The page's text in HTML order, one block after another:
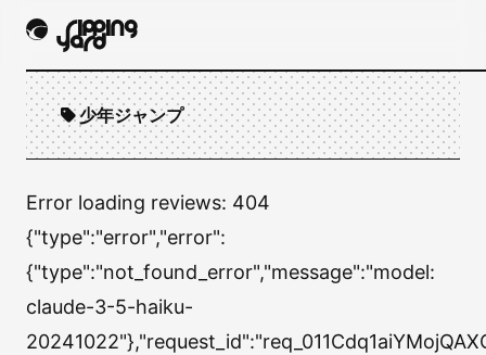
少年ジャンプ
Error loading reviews: 404
{"type":"error","error":
{"type":"not_found_error","message":"model:
claude-3-5-haiku-